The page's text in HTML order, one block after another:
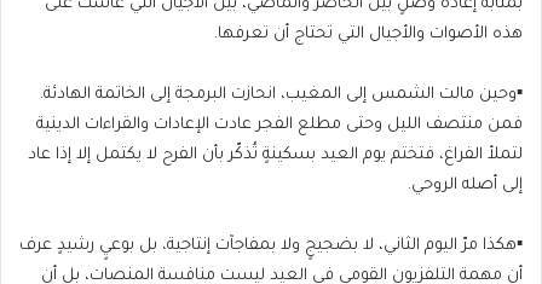
بمثابة إعادة وصلٍ بين الحاضر والماضي، بين الأجيال التي عاشت على
هذه الأصوات والأجيال التي تحتاج أن تعرفها.
▪️وحين مالت الشمس إلى المغيب، انحازت البرمجة إلى الخاتمة الهادئة.
فمن منتصف الليل وحتى مطلع الفجر عادت الإعادات والقراءات الدينية
لتملأ الفراغ، فتختم يوم العيد بسكينةٍ تُذكّر بأن الفرح لا يكتمل إلا إذا عاد
إلى أصله الروحي.
▪️هكذا مرّ اليوم الثاني، لا بضجيجٍ ولا بمفاجآت إنتاجية، بل بوعيٍ رشيدٍ عرف
أن مهمة التلفزيون القومي في العيد ليست منافسة المنصات، بل أن